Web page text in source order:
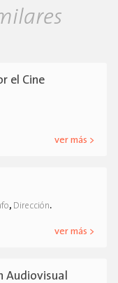
el Cine
ver más >
, Dirección.
ver más >
Audiovisual